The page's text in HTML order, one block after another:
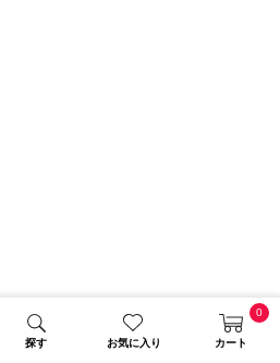
探す お気に入り カート
0